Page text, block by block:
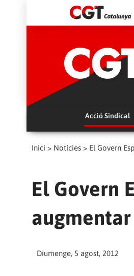
Acció Sindical
Inici > Notícies > El Govern
El Govern
Diumenge, 5 agost, 2012